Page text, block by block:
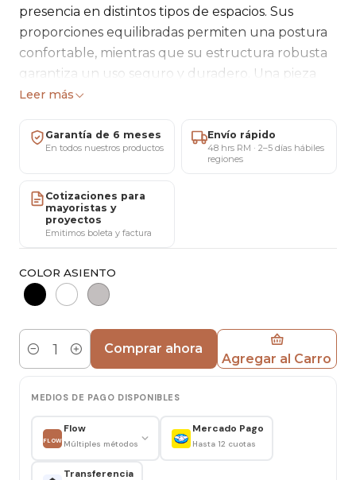
presencia en distintos tipos de espacios. Sus
proporciones equilibradas permiten una postura
confortable, mientras que su estructura robusta
garantiza un uso seguro y duradero. Una pieza
funcional y versátil, ideal para ambientes
resistencia en un solo producto.
Ancho de asiento: 56 cm · Fondo: 50 cm
Alto de asiento: 43 cm · Altura total: 77 cm
Alto de espaldar: 36 cm · Alto de respaldo: 27 cm
Estructura y resistencia
Diseñado para uso diario, con una construcción
sólida que soporta hasta 150 kg, entregando
estabilidad y confianza en cada uso.
Características
Estructura firme y altamente resistente.
Apto para distintos tipos de usuarios y espacios.
Leer más
Garantía de 6 meses
En todos nuestros productos
Envío rápido
48 hrs RM · 2–5 días hábiles
regiones
Cotizaciones para
mayoristas y
proyectos
Emitimos boleta y factura
COLOR ASIENTO
Cantidad Agregar al Carro
Comprar ahora
MEDIOS DE PAGO DISPONIBLES
FLOW
Flow
Múltiples métodos
Mercado Pago
Hasta 12 cuotas
Transferencia